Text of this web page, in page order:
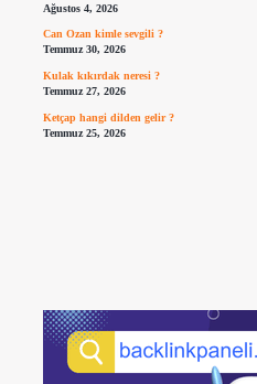
Ağustos 4, 2026
Can Ozan kimle sevgili ?
Temmuz 30, 2026
Kulak kıkırdak neresi ?
Temmuz 27, 2026
Ketçap hangi dilden gelir ?
Temmuz 25, 2026